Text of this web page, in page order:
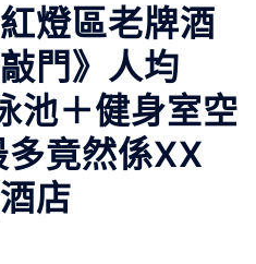
燈區老牌酒
門》人均
池＋健身室空
竟然係XX
店